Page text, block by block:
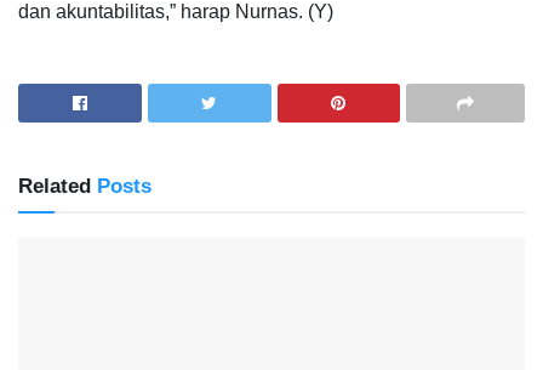
dan akuntabilitas,” harap Nurnas. (Y)
Related Posts